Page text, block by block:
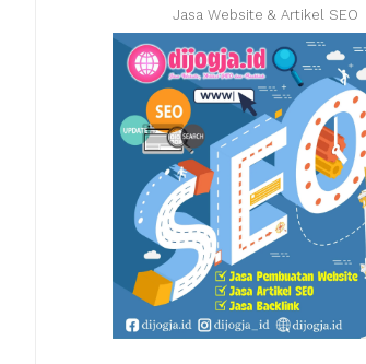
Jasa Website & Artikel SEO